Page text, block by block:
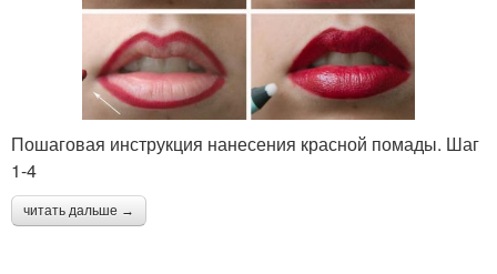
Пошаговая инструкция нанесения красной помады. Шаг
1-4
читать дальше →